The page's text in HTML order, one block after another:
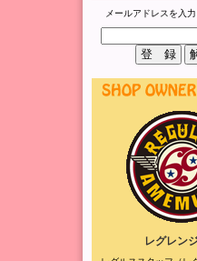
メールアドレスを入力
レグレン